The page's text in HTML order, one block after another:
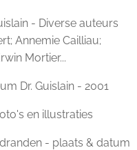
- Diverse auteurs
Annemie Cailliau;
Mortier...
Dr. Guislain - 2001
en illustraties
- plaats & datum